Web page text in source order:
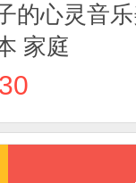
的心灵音
家庭